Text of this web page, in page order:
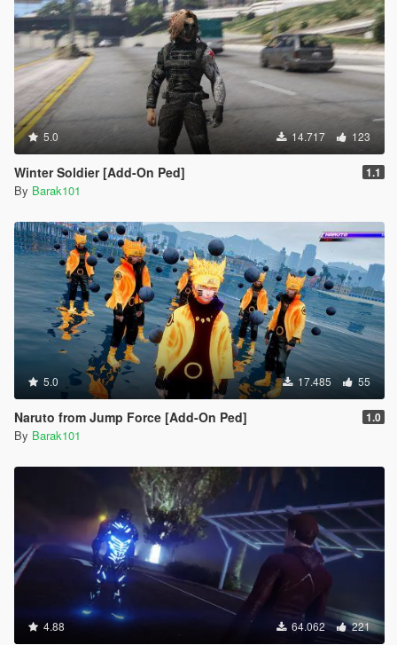
5.0 14.717 123
Winter Soldier [Add-On Ped] 1.1
By Barak101
5.0 17.485 55
Naruto from Jump Force [Add-On Ped] 1.0
By Barak101
4.88 64.062 221